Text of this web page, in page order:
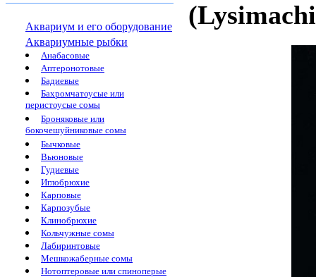
Аквариум и его оборудование
Аквариумные рыбки
Анабасовые
Аптеронотовые
Бадиевые
Бахромчатоусые или
перистоусые сомы
Броняковые или
бокочешуйниковые сомы
Бычковые
Вьюновые
Гудиевые
Иглобрюхие
Карповые
Карпозубые
Клинобрюхие
Кольчужные сомы
Лабиринтовые
Мешкожаберные сомы
Нотоптеровые или спиноперые